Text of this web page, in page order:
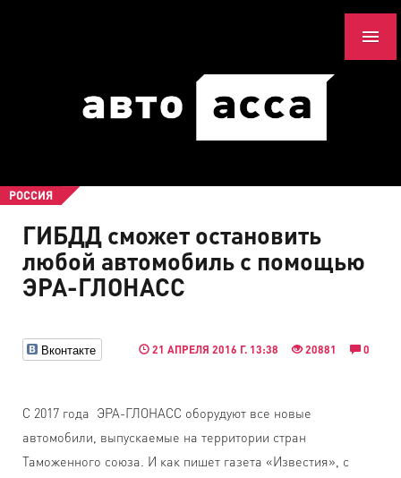
РОССИЯ
ГИБДД сможет остановить
любой автомобиль с помощью
ЭРА-ГЛОНАСС
Вконтакте 21 АПРЕЛЯ 2016 Г. 13:38 20881 0
С 2017 года ЭРА-ГЛОНАСС оборудуют все новые
автомобили, выпускаемые на территории стран
Таможенного союза. И как пишет газета «Известия», с